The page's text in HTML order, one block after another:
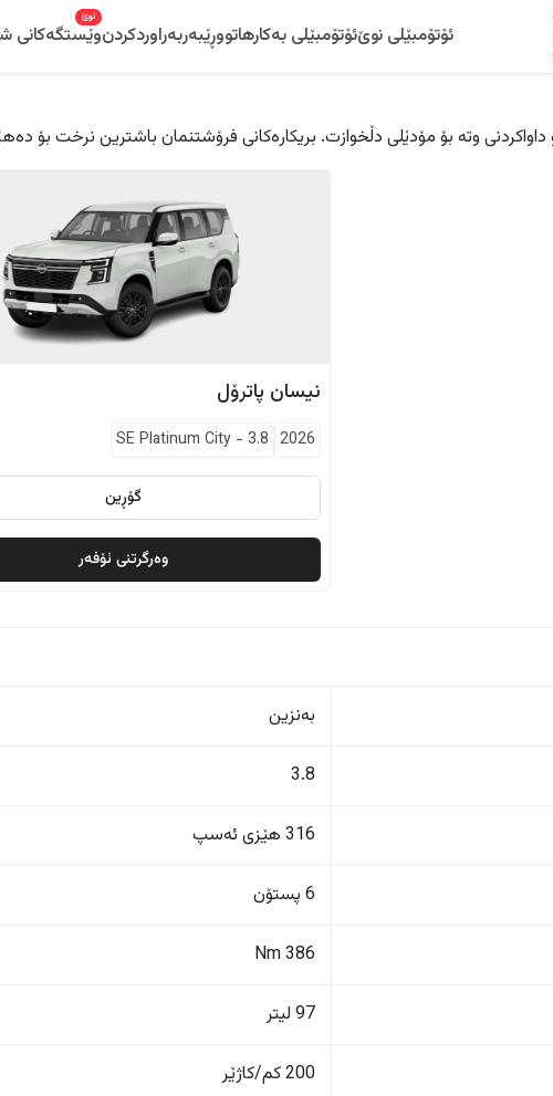
ئۆتۆمبێلی نوێئۆتۆمبێلی بەکارهاتووڕێبەربەراوردکردنوێستگەکانی
نوێ
داواکردنی وتە بۆ مۆدێلی دڵخوازت. بریکارەکانی فرۆشتنمان باشترین نرخت بۆ
نیسان پاترۆل
2026
SE Platinum City - 3.8
گۆڕین
وەرگرتنی ئۆفەر
بەنزین
3.8
316 هێزی ئەسپ
6 پستۆن
386 Nm
97 لیتر
200 کم/کاژێر